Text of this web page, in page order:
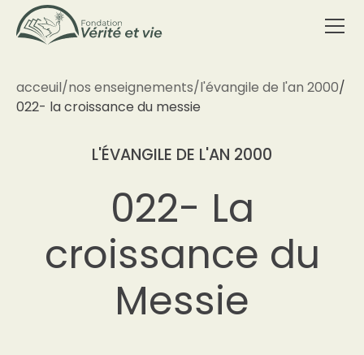
acceuil/nos enseignements/l'évangile de l'an 2000/
022- la croissance du messie
L'ÉVANGILE DE L'AN 2000
022- La
croissance du
Messie